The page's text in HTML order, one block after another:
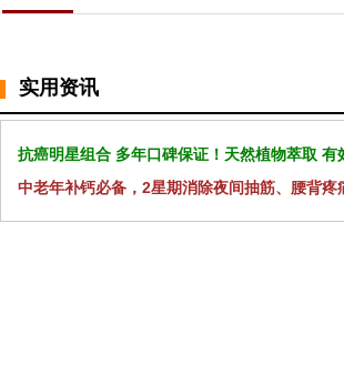
实用资讯
抗癌明星组合 多年口碑保证！天然植物萃取 有
中老年补钙必备，2星期消除夜间抽筋、腰背